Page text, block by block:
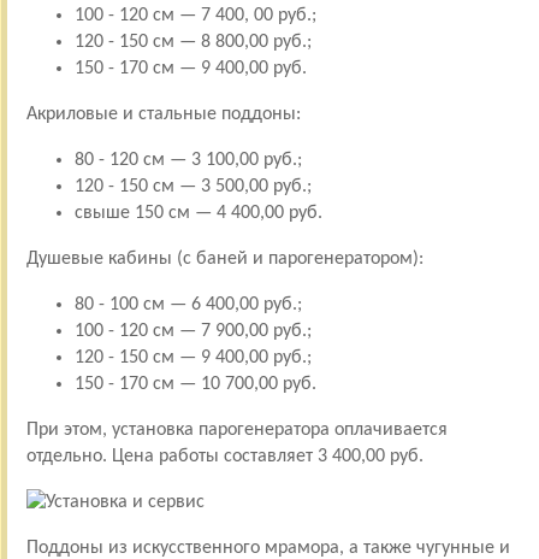
100 - 120 см — 7 400, 00 руб.;
120 - 150 см — 8 800,00 руб.;
150 - 170 см — 9 400,00 руб.
Акриловые и стальные поддоны:
80 - 120 см — 3 100,00 руб.;
120 - 150 см — 3 500,00 руб.;
свыше 150 см — 4 400,00 руб.
Душевые кабины (с баней и парогенератором):
80 - 100 см — 6 400,00 руб.;
100 - 120 см — 7 900,00 руб.;
120 - 150 см — 9 400,00 руб.;
150 - 170 см — 10 700,00 руб.
При этом, установка парогенератора оплачивается
отдельно. Цена работы составляет 3 400,00 руб.
Поддоны из искусственного мрамора, а также чугунные и